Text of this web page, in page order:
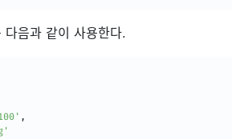
다음과 같이 사용한다.
,